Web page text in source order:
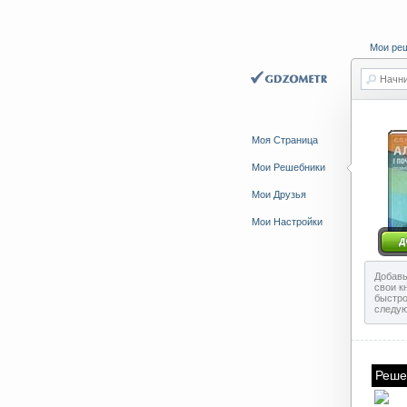
Моя Страница
Мои Решебники
Мои Друзья
Мои Настройки
Мои
свои